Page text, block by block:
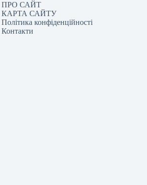
ПРО САЙТ
КАРТА САЙТУ
Політика конфіденційності
Контакти